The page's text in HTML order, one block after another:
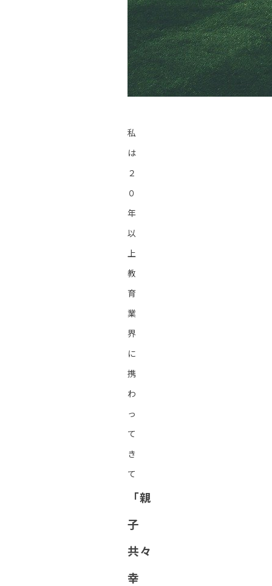
私
は
２
０
年
以
上
教
育
業
界
に
携
わ
っ
て
き
て
「親
子
共々
幸